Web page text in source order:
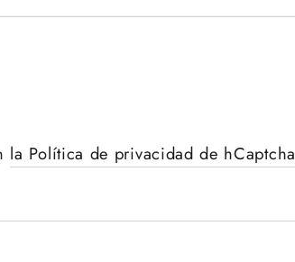
la Política de privacidad de hCaptcha
cuenta para agregar productos a